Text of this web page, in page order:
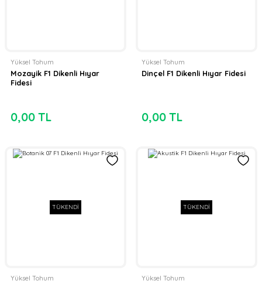
Yüksel Tohum
Mozayik F1 Dikenli Hıyar
Fidesi
0,00 TL
Yüksel Tohum
Dinçel F1 Dikenli Hıyar Fidesi
0,00 TL
TÜKENDİ
Yüksel Tohum
TÜKENDİ
Yüksel Tohum